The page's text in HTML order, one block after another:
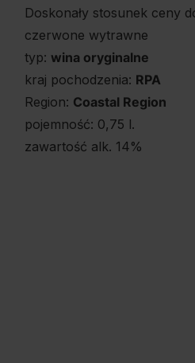
Doskonały stosunek ceny
czerwone wytrawne
typ: wina oryginalne
kraj pochodzenia: RPA
Region: Coastal Region
pojemność: 0,75 l.
zawartość alk. 14%